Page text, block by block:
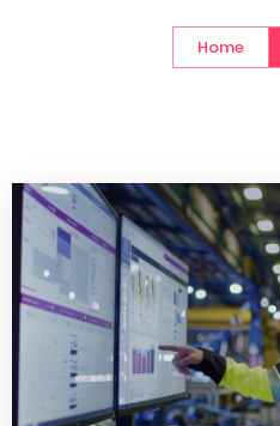
Home